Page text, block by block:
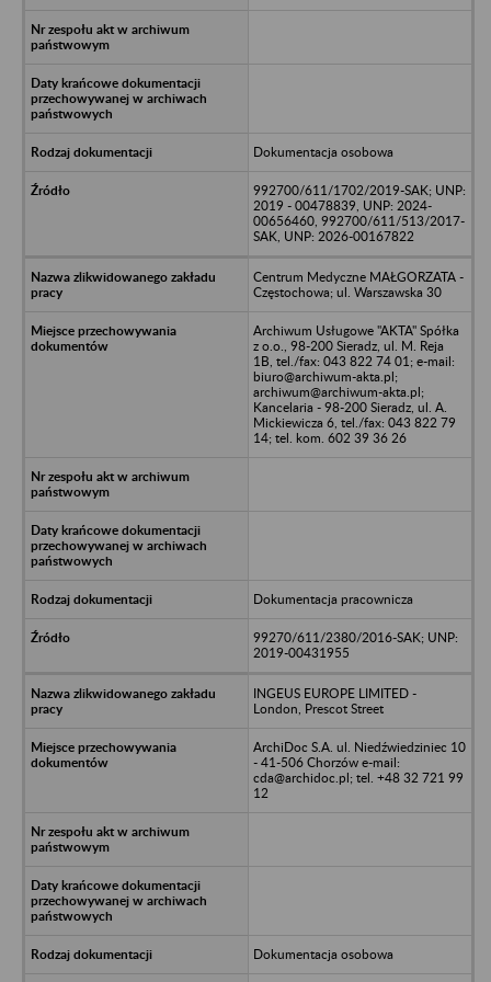
Dokumentacja osobowa
992700/611/1702/2019-SAK; UNP:
2019 - 00478839, UNP: 2024-
00656460, 992700/611/513/2017-
SAK, UNP: 2026-00167822
Centrum Medyczne MAŁGORZATA -
Częstochowa; ul. Warszawska 30
Archiwum Usługowe "AKTA" Spółka
z o.o., 98-200 Sieradz, ul. M. Reja
1B, tel./fax: 043 822 74 01; e-mail:
biuro@archiwum-akta.pl;
archiwum@archiwum-akta.pl;
Kancelaria - 98-200 Sieradz, ul. A.
Mickiewicza 6, tel./fax: 043 822 79
14; tel. kom. 602 39 36 26
Dokumentacja pracownicza
99270/611/2380/2016-SAK; UNP:
2019-00431955
INGEUS EUROPE LIMITED -
London, Prescot Street
ArchiDoc S.A. ul. Niedźwiedziniec 10
- 41-506 Chorzów e-mail:
cda@archidoc.pl; tel. +48 32 721 99
12
Dokumentacja osobowa